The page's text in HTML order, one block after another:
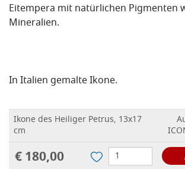
Eitempera mit natürlichen Pigmenten
Mineralien.
In Italien gemalte Ikone.
Ikone des Heiliger Petrus, 13x17
cm
€ 180,00